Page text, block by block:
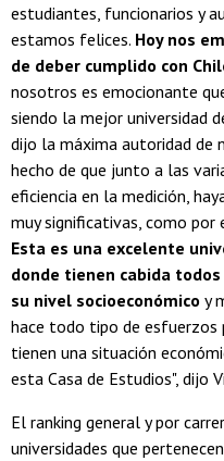
estudiantes, funcionarios y
estamos felices. Hoy nos
de deber cumplido con
nosotros es emocionante
siendo la mejor universidad
dijo la máxima autoridad de
hecho de que junto a las
eficiencia en la medición,
muy significativas, como
Esta es una excelente
donde tienen cabida
su nivel socioeconómico y
hace todo tipo de esfuerzos
tienen una situación
esta Casa de Estudios", dijo
El ranking general y por
universidades que